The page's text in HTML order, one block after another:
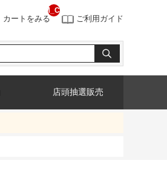
カートをみる
__ITM_CNT__
ご利用ガイド
店頭抽選販売